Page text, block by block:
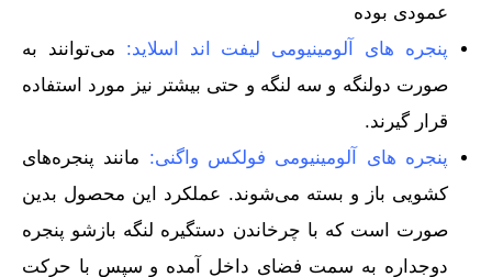
عمودی بوده
پنجره های آلومینیومی لیفت اند اسلاید: می‌توانند به
صورت دولنگه و سه لنگه و حتی بیشتر نیز مورد استفاده
قرار گیرند.
پنجره های آلومینیومی فولکس واگنی: مانند پنجره‌های
کشویی باز و بسته می‌شوند. عملکرد این محصول بدین
صورت است که با چرخاندن دستگیره لنگه بازشو پنجره
دوجداره به سمت فضای داخل آمده و سپس با حرکت